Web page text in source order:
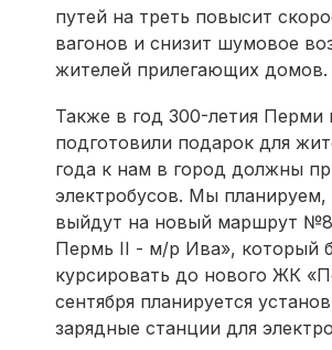
путей на треть повысит
вагонов и снизит шумовое
жителей прилегающих домов.
Также в год 300-летия Перми
подготовили подарок для
года к нам в город должны
электробусов. Мы планируем,
выйдут на новый маршрут
Пермь II - м/р Ива», который
курсировать до нового ЖК
сентября планируется
зарядные станции для